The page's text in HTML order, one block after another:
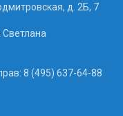
д. 2Б, 7
Светлана
8 (495) 637-64-88